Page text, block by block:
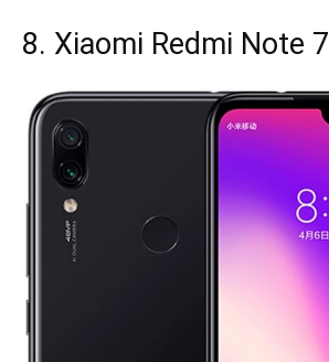
8. Xiaomi Redmi Note 7